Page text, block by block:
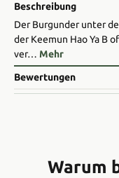
Beschreibung
Der Burgunder unter
der Keemun Hao Ya B
ver… Mehr
Bewertungen
Warum